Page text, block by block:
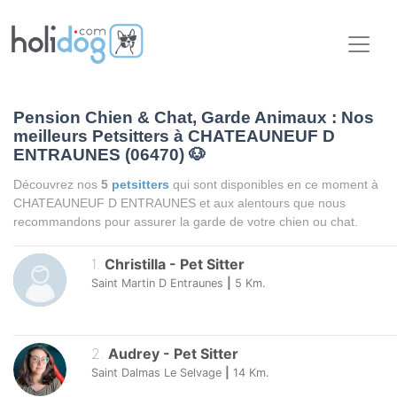
Pension Chien & Chat, Garde Animaux : Nos
meilleurs Petsitters à CHATEAUNEUF D
ENTRAUNES (06470) 🐶
Découvrez nos 5 petsitters qui sont disponibles en ce moment à
CHATEAUNEUF D ENTRAUNES et aux alentours que nous
recommandons pour assurer la garde de votre chien ou chat.
1. Christilla - Pet Sitter
Saint Martin D Entraunes 5 Km.
2. Audrey - Pet Sitter
Saint Dalmas Le Selvage 14 Km.